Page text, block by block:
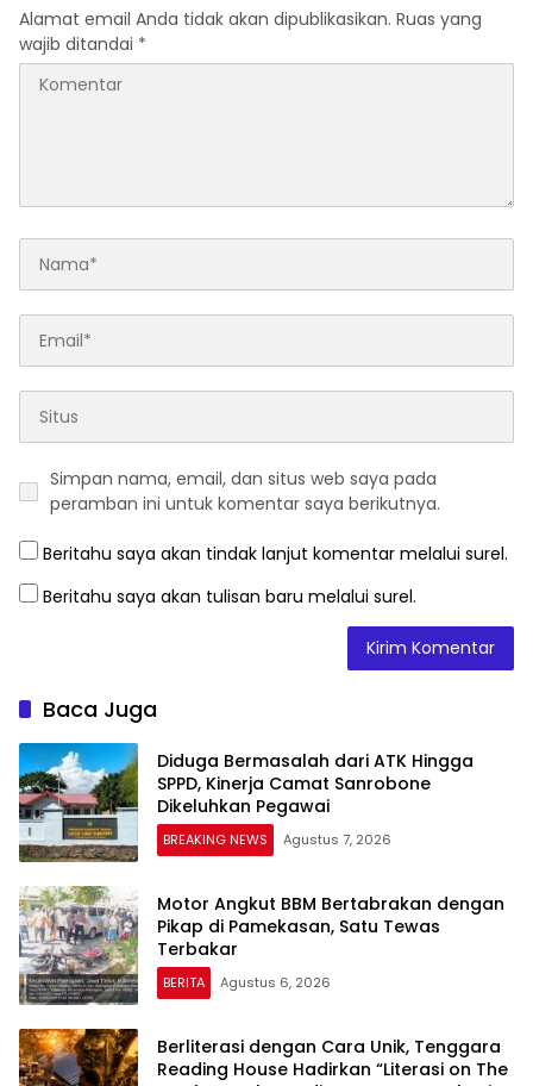
Alamat email Anda tidak akan dipublikasikan. Ruas yang
wajib ditandai *
Simpan nama, email, dan situs web saya pada
peramban ini untuk komentar saya berikutnya.
Beritahu saya akan tindak lanjut komentar melalui surel.
Beritahu saya akan tulisan baru melalui surel.
Baca Juga
Diduga Bermasalah dari ATK Hingga
SPPD, Kinerja Camat Sanrobone
Dikeluhkan Pegawai
BREAKING NEWS Agustus 7, 2026
Motor Angkut BBM Bertabrakan dengan
Pikap di Pamekasan, Satu Tewas
Terbakar
BERITA Agustus 6, 2026
Berliterasi dengan Cara Unik, Tenggara
Reading House Hadirkan “Literasi on The